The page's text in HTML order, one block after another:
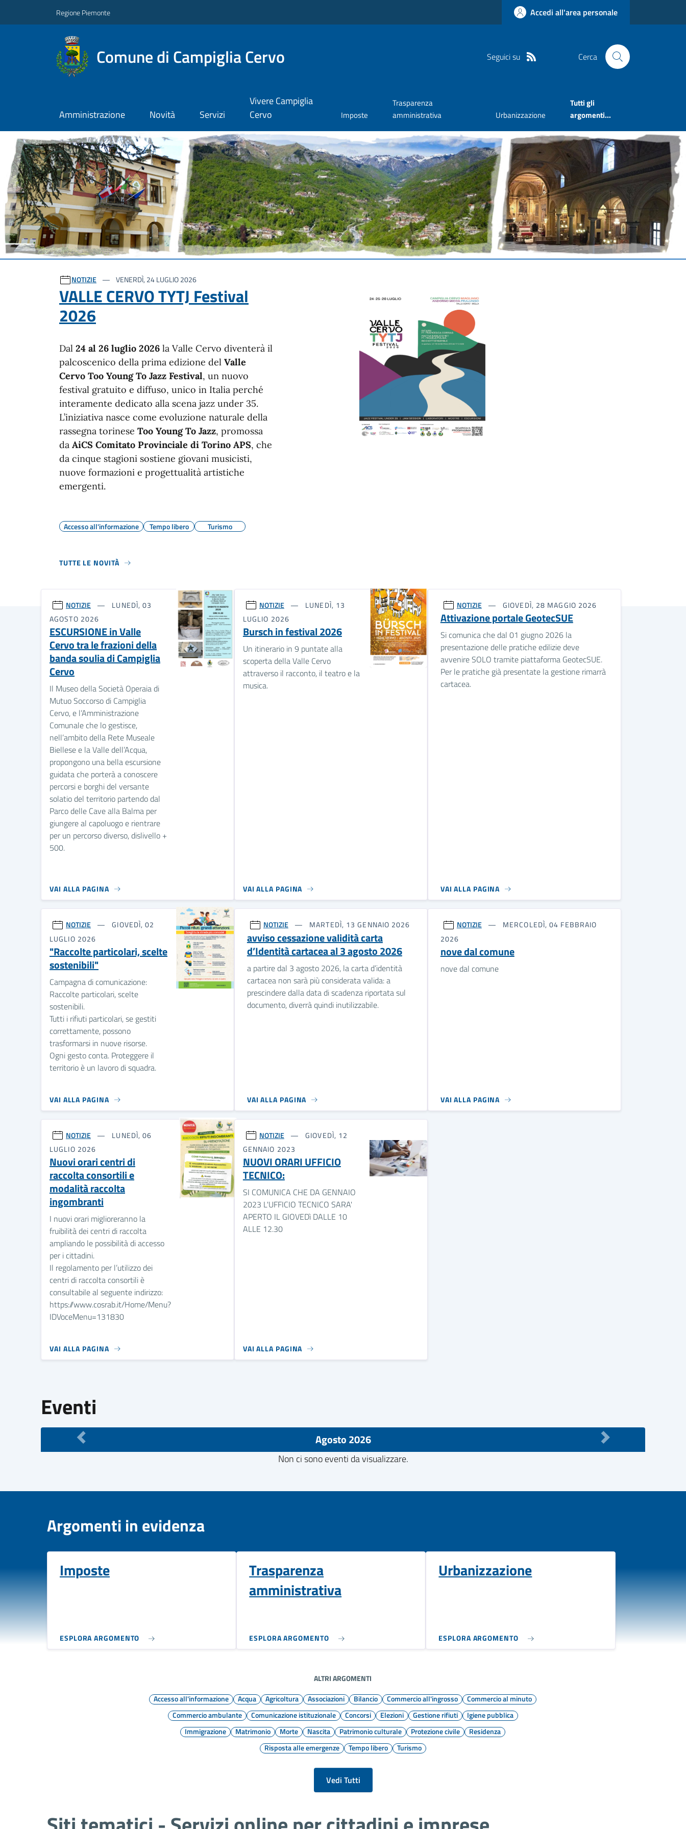
Regione Piemonte Accedi all'area personale
Comune di Campiglia Cervo Seguici su Cerca
Amministrazione Novità Servizi
Vivere Campiglia
Cervo
Imposte
Trasparenza
amministrativa
Urbanizzazione
Tutti gli
argomenti...
Ultime notizie
NOTIZIE VENERDÌ, 24 LUGLIO 2026
VALLE CERVO TYTJ Festival
2026
Dal 24 al 26 luglio 2026 la Valle Cervo diventerà il
palcoscenico della prima edizione del Valle
Cervo Too Young To Jazz Festival, un nuovo
festival gratuito e diffuso, unico in Italia perché
interamente dedicato alla scena jazz under 35.
L’iniziativa nasce come evoluzione naturale della
rassegna torinese Too Young To Jazz, promossa
da AiCS Comitato Provinciale di Torino APS, che
da cinque stagioni sostiene giovani musicisti,
nuove formazioni e progettualità artistiche
emergenti.
Accesso all'informazione Tempo libero Turismo
TUTTE LE NOVITÀ
NOTIZIE
LUNEDÌ, 03
AGOSTO 2026
ESCURSIONE in Valle
Cervo tra le frazioni della
banda soulia di Campiglia
Cervo
Il Museo della Società Operaia di
Mutuo Soccorso di Campiglia
Cervo, e l’Amministrazione
Comunale che lo gestisce,
nell’ambito della Rete Museale
Biellese e la Valle dell’Acqua,
propongono una bella escursione
guidata che porterà a conoscere
percorsi e borghi del versante
solatio del territorio partendo dal
Parco delle Cave alla Balma per
giungere al capoluogo e rientrare
per un percorso diverso, dislivello +
500.
VAI ALLA PAGINA
NOTIZIE
LUNEDÌ, 13
LUGLIO 2026
Bursch in festival 2026
Un itinerario in 9 puntate alla
scoperta della Valle Cervo
attraverso il racconto, il teatro e la
musica.
VAI ALLA PAGINA
NOTIZIE GIOVEDÌ, 28 MAGGIO 2026
Attivazione portale GeotecSUE
Si comunica che dal 01 giugno 2026 la
presentazione delle pratiche edilizie deve
avvenire SOLO tramite piattaforma GeotecSUE.
Per le pratiche già presentate la gestione rimarrà
cartacea.
VAI ALLA PAGINA
NOTIZIE
GIOVEDÌ, 02
LUGLIO 2026
"Raccolte particolari, scelte
sostenibili"
Campagna di comunicazione:
Raccolte particolari, scelte
sostenibili.
Tutti i rifiuti particolari, se gestiti
correttamente, possono
trasformarsi in nuove risorse.
Ogni gesto conta. Proteggere il
territorio è un lavoro di squadra.
VAI ALLA PAGINA
NOTIZIE MARTEDÌ, 13 GENNAIO 2026
avviso cessazione validità carta
d’Identità cartacea al 3 agosto 2026
a partire dal 3 agosto 2026, la carta d’identità
cartacea non sarà più considerata valida: a
prescindere dalla data di scadenza riportata sul
documento, diverrà quindi inutilizzabile.
VAI ALLA PAGINA
NOTIZIE
MERCOLEDÌ, 04 FEBBRAIO
2026
nove dal comune
nove dal comune
VAI ALLA PAGINA
NOTIZIE
LUNEDÌ, 06
LUGLIO 2026
Nuovi orari centri di
raccolta consortili e
modalità raccolta
ingombranti
I nuovi orari miglioreranno la
fruibilità dei centri di raccolta
ampliando le possibilità di accesso
per i cittadini.
Il regolamento per l’utilizzo dei
centri di raccolta consortili è
consultabile al seguente indirizzo:
https://www.cosrab.it/Home/Menu?
IDVoceMenu=131830
VAI ALLA PAGINA
NOTIZIE
GIOVEDÌ, 12
GENNAIO 2023
NUOVI ORARI UFFICIO
TECNICO:
SI COMUNICA CHE DA GENNAIO
2023 L'UFFICIO TECNICO SARA'
APERTO IL GIOVEDì DALLE 10
ALLE 12.30
VAI ALLA PAGINA
Eventi
Agosto 2026
Non ci sono eventi da visualizzare.
Argomenti in evidenza
Imposte
ESPLORA ARGOMENTO
Trasparenza
amministrativa
ESPLORA ARGOMENTO
Urbanizzazione
ESPLORA ARGOMENTO
ALTRI ARGOMENTI
Accesso all'informazione
Acqua Agricoltura Associazioni Bilancio Commercio all'ingrosso
Commercio al minuto
Commercio ambulante
Comunicazione istituzionale Concorsi Elezioni Gestione rifiuti
Igiene pubblica
Immigrazione
Matrimonio Morte Nascita Patrimonio culturale Protezione civile
Residenza
Risposta alle emergenze
Tempo libero Turismo
Vedi Tutti